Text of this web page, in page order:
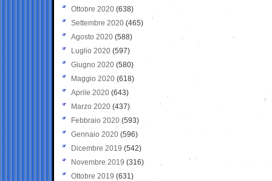
Ottobre 2020 (638)
Settembre 2020(465)
Agosto 2020 (588)
Luglio 2020 (597)
Giugno 2020 (580)
Maggio 2020 (618)
Aprile 2020 (643)
Marzo 2020 (437)
Febbraio 2020 (593)
Gennaio 2020 (596)
Dicembre 2019 (542)
Novembre 2019 (316)
Ottobre 2019 (631)